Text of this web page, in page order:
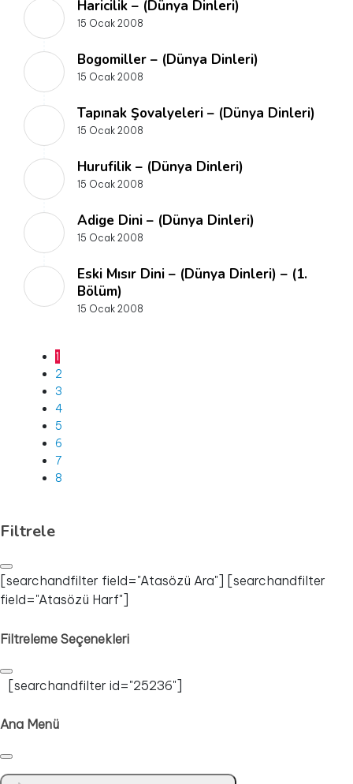
Haricilik – (Dünya Dinleri)
15 Ocak 2008
Bogomiller – (Dünya Dinleri)
15 Ocak 2008
Tapınak Şovalyeleri – (Dünya Dinleri)
15 Ocak 2008
Hurufilik – (Dünya Dinleri)
15 Ocak 2008
Adige Dini – (Dünya Dinleri)
15 Ocak 2008
Eski Mısır Dini – (Dünya Dinleri) – (1.
Bölüm)
15 Ocak 2008
1
2
3
4
5
6
7
8
Filtrele
[searchandfilter field="Atasözü Ara"] [searchandfilter
field="Atasözü Harf"]
Filtreleme Seçenekleri
[searchandfilter id="25236"]
Ana Menü